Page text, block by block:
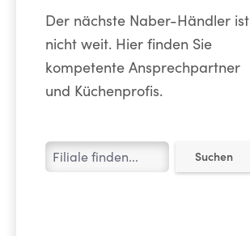
Der nächste Naber-Händler ist
nicht weit. Hier finden Sie
kompetente Ansprechpartner
und Küchenprofis.
Suchen